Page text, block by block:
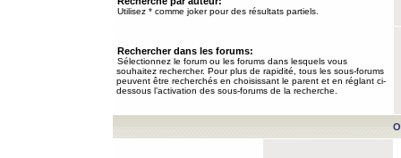
Utilisez * comme joker pour des résultats partiels.
Rechercher dans les forums:
Sélectionnez le forum ou les forums dans lesquels vous
souhaitez rechercher. Pour plus de rapidité, tous les sous-forums
peuvent être recherchés en choisissant le parent et en réglant ci-
dessous l’activation des sous-forums de la recherche.